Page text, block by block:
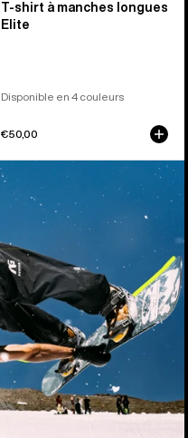
T-shirt à manches longues
Elite
Disponible en 4 couleurs
€50,00